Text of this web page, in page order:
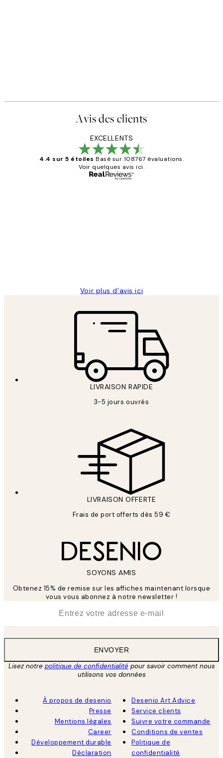
Avis des clients
EXCELLENTS
4.4 sur 5 étoiles Basé sur 108767 évaluations.
Voir quelques avis ici.
Voir plus d’avis ici
LIVRAISON RAPIDE
3-5 jours ouvrés
LIVRAISON OFFERTE
Frais de port offerts dès 59 €
SOYONS AMIS
Obtenez 15% de remise sur les affiches maintenant lorsque
vous vous abonnez à notre newsletter !
ENVOYER
Lisez notre politique de confidentialitépour savoir comment nous
utilisons vos données
À propos de desenio
Presse
Mentions légales
Career
Développement durable
Déclaration
Desenio Art Advice
Service clients
Suivre votre commande
Conditions de ventes
Politique de
confidentialité